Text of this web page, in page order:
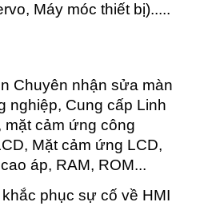
Máy móc thiết bị).....
Chuyên nhận sửa màn
nghiệp, Cung cấp Linh
mặt cảm ứng công
Mặt cảm ứng LCD,
áp, RAM, ROM...
phục sự cố về HMI